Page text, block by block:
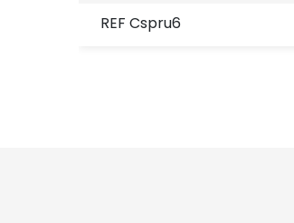
REF Cspru6